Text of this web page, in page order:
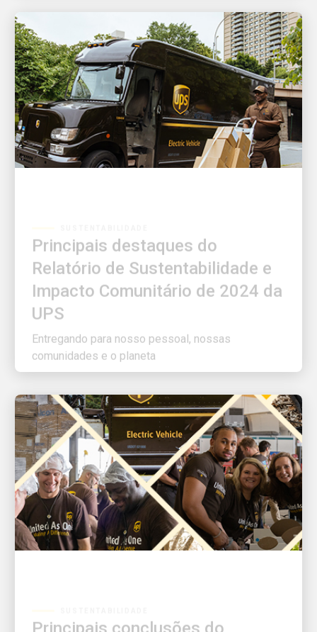
Relatório de Sustentabilidade e
Impacto Comunitário de 2024 da
UPS
Entregando para nosso pessoal, nossas
comunidades e o planeta